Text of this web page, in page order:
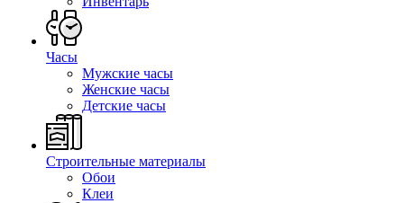
Часы
Мужские часы
Женские часы
Детские часы
Строительные материалы
Обои
Клеи